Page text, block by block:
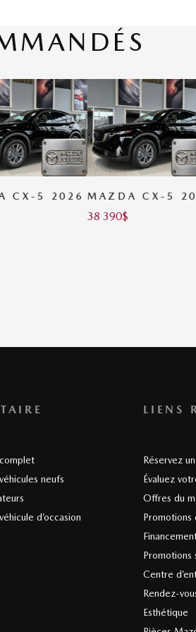
CX-5 2026 MAZDA CX-5
38 390
neufs
d’occasion
LIENS
Réservez
Évaluez
Offres du
Promotions
Promotions
Centre
Rendez-
Esthétique